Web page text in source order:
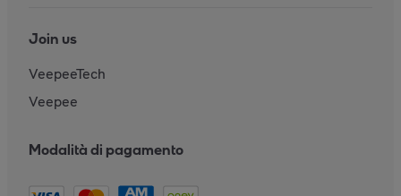
Join us
VeepeeTech
Veepee
Modalità di pagamento